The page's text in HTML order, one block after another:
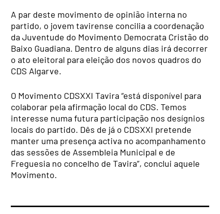
A par deste movimento de opinião interna no
partido, o jovem tavirense concilia a coordenação
da Juventude do Movimento Democrata Cristão do
Baixo Guadiana. Dentro de alguns dias irá decorrer
o ato eleitoral para eleição dos novos quadros do
CDS Algarve.
O Movimento CDSXXI Tavira “está disponível para
colaborar pela afirmação local do CDS. Temos
interesse numa futura participação nos desígnios
locais do partido. Dês de já o CDSXXI pretende
manter uma presença activa no acompanhamento
das sessões de Assembleia Municipal e de
Freguesia no concelho de Tavira”, conclui aquele
Movimento.